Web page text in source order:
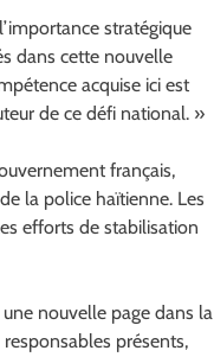
stratégique
dans cette nouvelle
acquise ici est
de ce défi national. »
français,
la police haïtienne. Les
efforts de stabilisation
nouvelle page dans la
présents,